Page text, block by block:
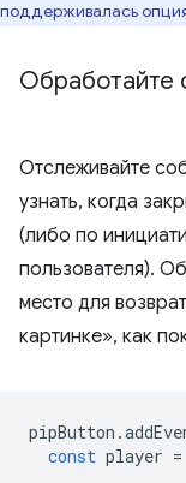
поддерживалась
Обработайте
Отслеживайте
узнать, когда
(либо по
пользователя).
место для
картинке», как
pipButton .
const player =